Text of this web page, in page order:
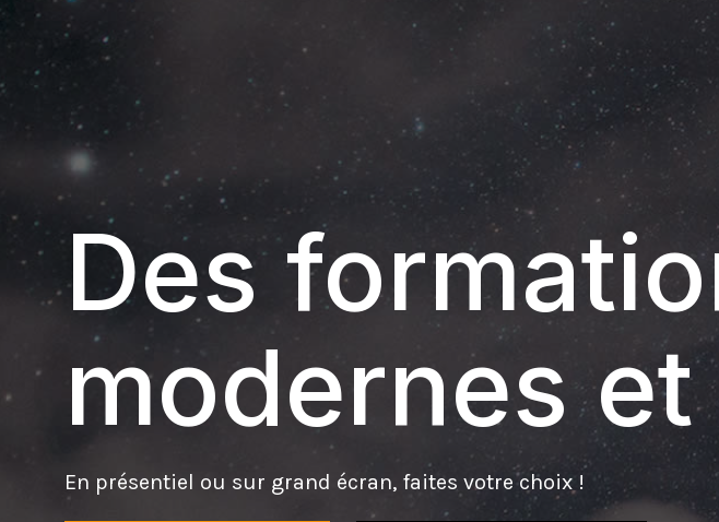
Des
modernes
En présentiel ou sur grand écran, faites votre choix !